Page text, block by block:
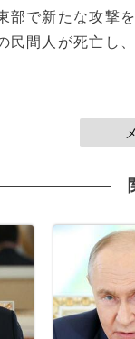
部で新たな攻撃
民間人が死亡し